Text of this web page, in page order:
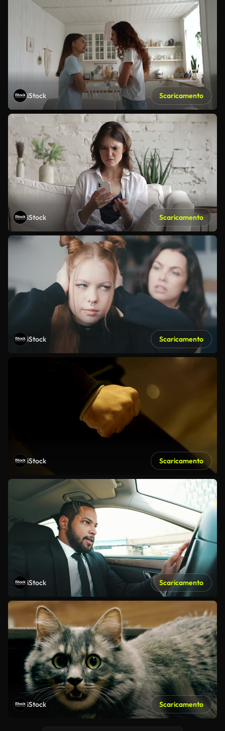
iStock Scaricamento
iStock Scaricamento
iStock Scaricamento
iStock Scaricamento
iStock Scaricamento
iStock Scaricamento